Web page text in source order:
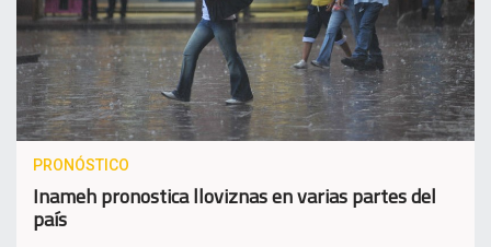
PRONÓSTICO
Inameh pronostica lloviznas en varias partes del
país